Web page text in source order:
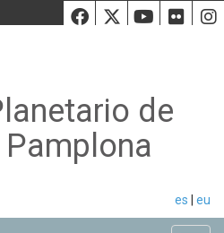
Facebook
Twiiter
de
Pamplona
es eu